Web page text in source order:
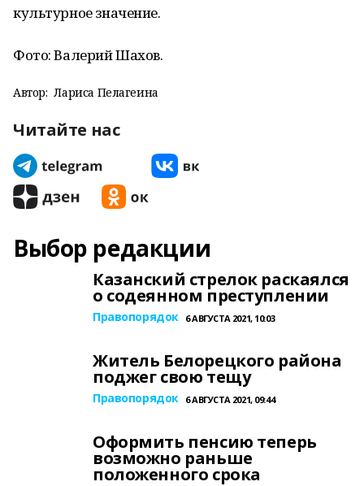
культурное значение.
Фото: Валерий Шахов.
Автор: Лариса Пелагеина
Читайте нас
Выбор редакции
Казанский стрелок раскаялся
о содеянном преступлении
Правопорядок 6 АВГУСТА 2021, 10:03
Житель Белорецкого района
поджег свою тещу
Правопорядок 6 АВГУСТА 2021, 09:44
Оформить пенсию теперь
возможно раньше
положенного срока